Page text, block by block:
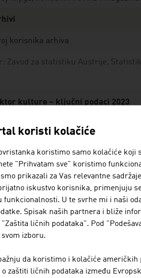
Zavod za statistiku Austrije,
korisnika arhiva
Zavod za statistiku Austrije,
kulture – ključni podaci 2023
sektora kulture u
izdaci za kulturu na saveznom
podsticaja
koristi kolačiće
koristimo samo kolačiće koji
"Prihvatam sve" koristimo
prikazali za Vas relevantne
iskustvo korisnika, primenjuju
funkcionalnosti. U te svrhe mi i naši
Spisak naših partnera i bliže
ličnih podataka". Pod
izboru.
da koristimo i kolačiće američkih
o zaštiti ličnih podataka između